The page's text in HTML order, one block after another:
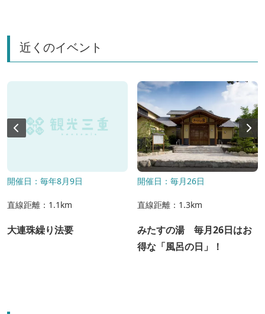
近くのイベント
開催日：毎年8月9日
直線距離：1.1km
大連珠繰り法要
開催日：毎月26日
直線距離：1.3km
みたすの湯 毎月26日はお
得な「風呂の日」！